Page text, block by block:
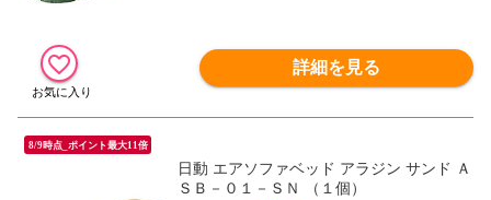
詳細を見る
8/9時点_ポイント最大11倍
日動 エアソファベッド アラジン サンド Ａ
ＳＢ－０１－ＳＮ （１個）